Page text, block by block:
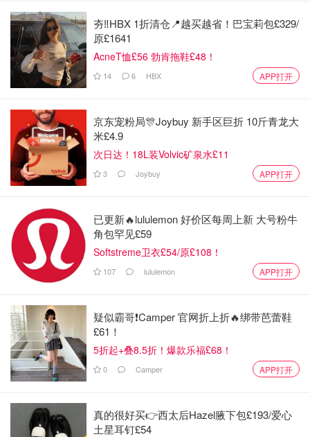
夯‼️HBX 1折清仓📍越买越省！巴宝莉包£329/
原£1641
AcneT恤£56 勃肯拖鞋£48！
14 6 HBX APP打开
京东宠粉局🎊Joybuy 新手区巨折 10斤青龙大
米£4.9
次日达！18L装Volvic矿泉水£11
3 Joybuy APP打开
已更新🔥lululemon 好价区每周上新 大号粉牛
角包罕见£59
Softstreme卫衣£54/原£108！
107 lululemon APP打开
疑似霸哥❗️Camper 官网折上折🔥绑带芭蕾鞋
£61！
5折起+叠8.5折！爆款乐福£68！
0 Camper APP打开
真的很好买👉西太后Hazel腋下包£193/爱心
土星耳钉£54